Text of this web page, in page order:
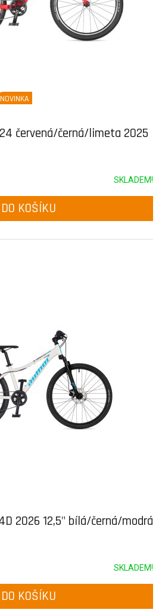
NOVINKA
červená/černá/limeta 2025
SKLADEM!
DO KOŠÍKU
2026 12,5" bílá/černá/modrá
SKLADEM!
DO KOŠÍKU